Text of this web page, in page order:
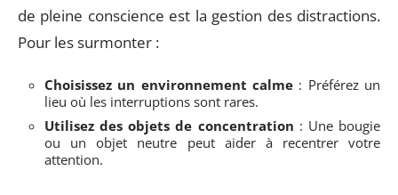
de pleine conscience est la gestion des distractions.
Pour les surmonter :
Choisissez un environnement calme : Préférez un
lieu où les interruptions sont rares.
Utilisez des objets de concentration : Une bougie
ou un objet neutre peut aider à recentrer votre
attention.